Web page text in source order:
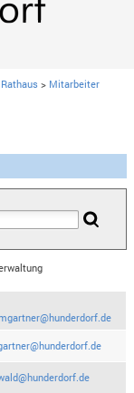
Rathaus > Mitarbeiter